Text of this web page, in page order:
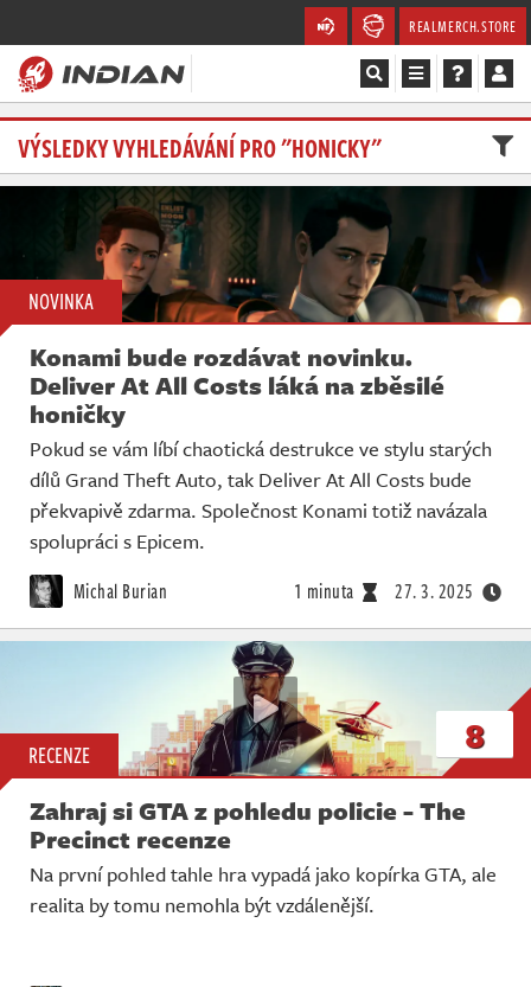
REALMERCH.STORE
Magazín
Videa
Soutěže
Databáze
Komunita
Redakce
Živě
VÝSLEDKY VYHLEDÁVÁNÍ PRO "HONICKY"
NOVINKA
Konami bude rozdávat novinku.
Deliver At All Costs láká na zběsilé
honičky
Pokud se vám líbí chaotická destrukce ve stylu starých
dílů Grand Theft Auto, tak Deliver At All Costs bude
překvapivě zdarma. Společnost Konami totiž navázala
spolupráci s Epicem.
Michal Burian 1 minuta 27. 3. 2025
RECENZE 8
Zahraj si GTA z pohledu policie - The
Precinct recenze
Na první pohled tahle hra vypadá jako kopírka GTA, ale
realita by tomu nemohla být vzdálenější.